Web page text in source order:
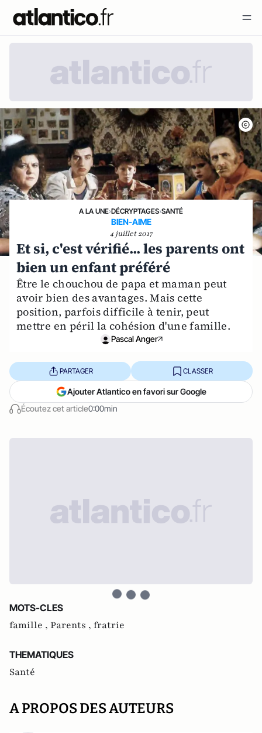
A LA UNE›DÉCRYPTAGES›SANTÉ
BIEN-AIME
4 juillet 2017
Et si, c'est vérifié... les parents ont
bien un enfant préféré
Être le chouchou de papa et maman peut
avoir bien des avantages. Mais cette
position, parfois difficile à tenir, peut
mettre en péril la cohésion d'une famille.
Pascal Anger
Écoutez cet article0:00min
PARTAGER CLASSER
Ajouter Atlantico en favori sur Google
MOTS-CLES
famille , Parents , fratrie
THEMATIQUES
Santé
A PROPOS DES AUTEURS